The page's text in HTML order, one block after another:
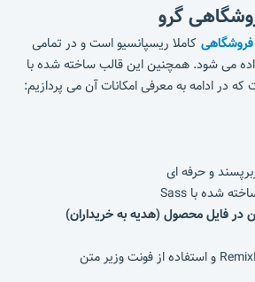
گرو
کاملا ریسپانسیو است و در تمامی
می شود. همچنین این قالب ساخته شده با
و حرفه ای
در فایل محصول (هدیه به خریداران)